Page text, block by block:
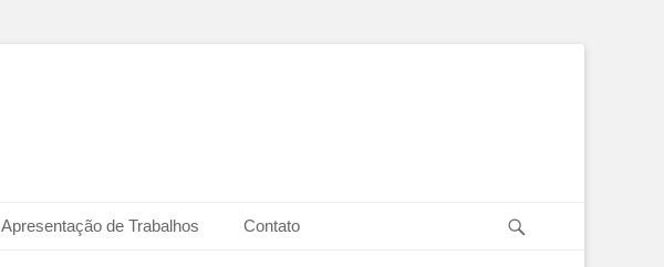
Apresentação de Trabalhos Contato